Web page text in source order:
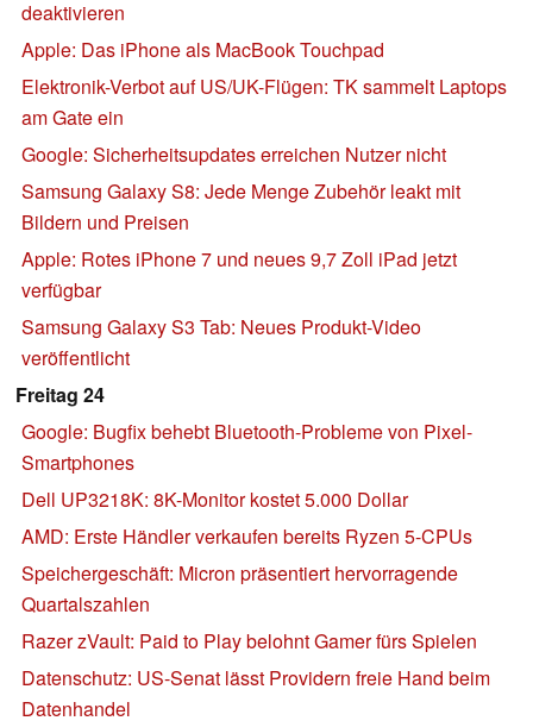
deaktivieren
Apple: Das iPhone als MacBook Touchpad
Elektronik-Verbot auf US/UK-Flügen: TK sammelt Laptops
am Gate ein
Google: Sicherheitsupdates erreichen Nutzer nicht
Samsung Galaxy S8: Jede Menge Zubehör leakt mit
Bildern und Preisen
Apple: Rotes iPhone 7 und neues 9,7 Zoll iPad jetzt
verfügbar
Samsung Galaxy S3 Tab: Neues Produkt-Video
veröffentlicht
Freitag 24
Google: Bugfix behebt Bluetooth-Probleme von Pixel-
Smartphones
Dell UP3218K: 8K-Monitor kostet 5.000 Dollar
AMD: Erste Händler verkaufen bereits Ryzen 5-CPUs
Speichergeschäft: Micron präsentiert hervorragende
Quartalszahlen
Razer zVault: Paid to Play belohnt Gamer fürs Spielen
Datenschutz: US-Senat lässt Providern freie Hand beim
Datenhandel